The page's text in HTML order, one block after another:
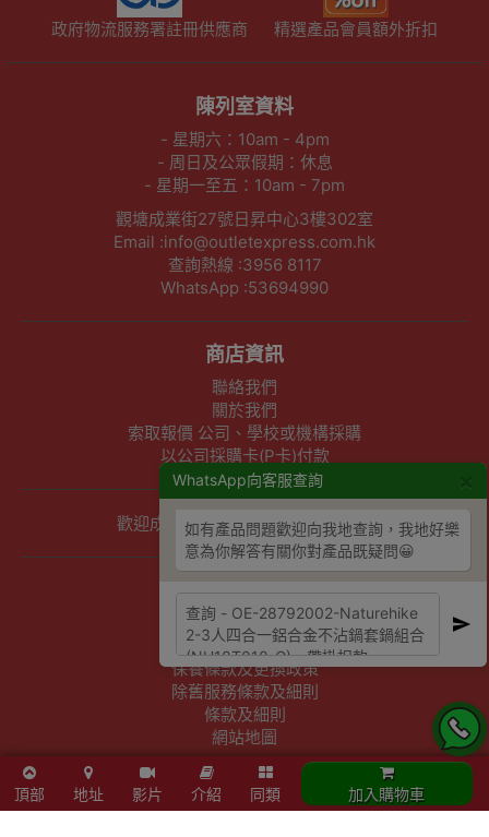
WhatsApp向客服查詢
如有產品問題歡迎向我地查詢，我地好樂
意為你解答有關你對產品既疑問😀
頂部 地址 影片 介紹 同類 加入購物車
政府物流服務署註冊供應商 精選產品會員額外折扣
陳列室資料
- 星期六：10am - 4pm
- 周日及公眾假期：休息
- 星期一至五：10am - 7pm
觀塘成業街27號日昇中心3樓302室
Email :info@outletexpress.com.hk
查詢熱線 :3956 8117
WhatsApp :53694990
商店資訊
聯絡我們
關於我們
索取報價 公司、學校或機構採購
以公司採購卡(P卡)付款
歡迎成為Outlet Express HK供應商
其他資訊
下單須知
隱私權及條款聲明
保養條款及更換政策
除舊服務條款及細則
條款及細則
網站地圖